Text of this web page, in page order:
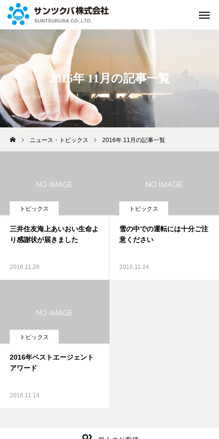
2016年 11月の記事一覧
ニュース・トピックス 2016年 11月の記事一覧
トピックス
三井住友海上あいおい生命よ
り感謝状が届きました
2016.11.28
トピックス
雪の中での運転には十分ご注
意ください
2016.11.24
トピックス
2016年ベストエージェント
アワード
2016.11.14
緊急連絡
資料請求
来店してご相談 WEBで
アクセス
保険のご案内
私たちの取組み
私たちの強み
お知らせ
お問い合せ